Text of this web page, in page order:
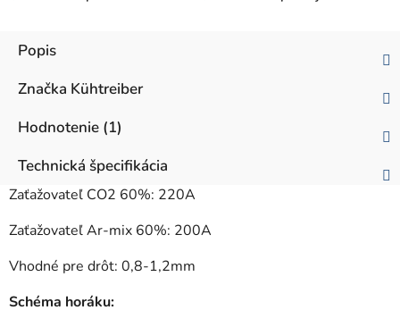
Popis
Značka Kühtreiber
Hodnotenie (1)
Technická špecifikácia
Zaťažovateľ CO2 60%: 220A
Zaťažovateľ Ar-mix 60%: 200A
Vhodné pre drôt: 0,8-1,2mm
Schéma horáku: